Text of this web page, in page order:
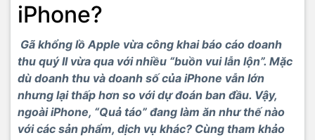
iPhone?
Gã khổng lồ Apple vừa công khai báo cáo doanh
thu quý II vừa qua với nhiều “buồn vui lẫn lộn”. Mặc
dù doanh thu và doanh số của iPhone vẫn lớn
nhưng lại thấp hơn so với dự đoán ban đầu. Vậy,
ngoài iPhone, “Quả táo” đang làm ăn như thế nào
với các sản phẩm, dịch vụ khác? Cùng tham khảo